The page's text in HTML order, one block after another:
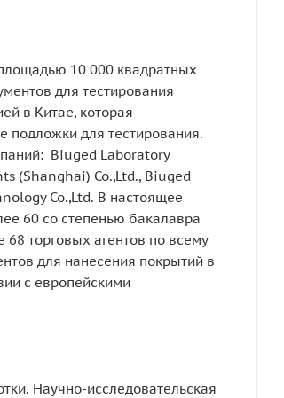
10 000 квадратных
для тестирования
в Китае, которая
подложки для тестирования.
Biuged Laboratory
(Shanghai) Co.,Ltd., Biuged
Co.,Ltd. В настоящее
60 со степенью бакалавра
торговых агентов по всему
для нанесения покрытий в
с европейскими
Научно-исследовательская